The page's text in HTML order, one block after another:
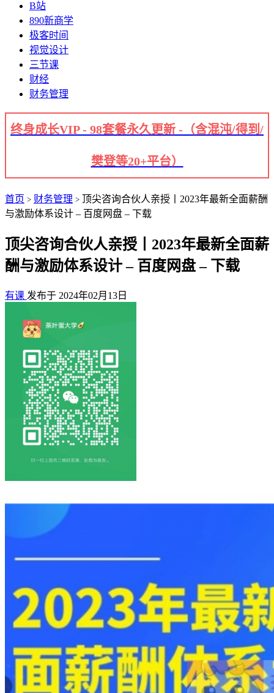
B站
890新商学
极客时间
视觉设计
三节课
财经
财务管理
终身成长VIP - 98套餐永久更新 -（含混沌/得到/
樊登等20+平台）
首页 > 财务管理 > 顶尖咨询合伙人亲授丨2023年最新全面薪酬
与激励体系设计 – 百度网盘 – 下载
顶尖咨询合伙人亲授丨2023年最新全面薪
酬与激励体系设计 – 百度网盘 – 下载
有课 发布于 2024年02月13日